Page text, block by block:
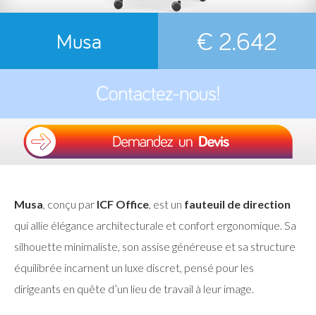
Musa € 2.642
Musa , conçu par ICF Office , est un fauteuil de direction
qui allie élégance architecturale et confort ergonomique. Sa
silhouette minimaliste, son assise généreuse et sa structure
équilibrée incarnent un luxe discret, pensé pour les
dirigeants en quête d’un lieu de travail à leur image.